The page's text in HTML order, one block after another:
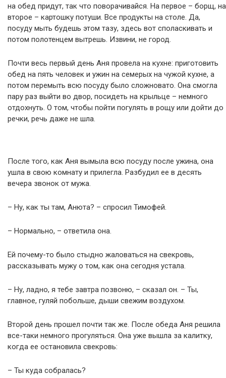
на обед придут, так что поворачивайся. На первое – борщ, на
второе – картошку потуши. Все продукты на столе. Да,
посуду мыть будешь этом тазу, здесь вот споласкивать и
потом полотенцем вытрешь. Извини, не город.
Почти весь первый день Аня провела на кухне: приготовить
обед на пять человек и ужин на семерых на чужой кухне, а
потом перемыть всю посуду было сложновато. Она смогла
пару раз выйти во двор, посидеть на крыльце – немного
отдохнуть. О том, чтобы пойти погулять в рощу или дойти до
речки, речь даже не шла.
После того, как Аня вымыла всю посуду после ужина, она
ушла в свою комнату и прилегла. Разбудил ее в десять
вечера звонок от мужа.
– Ну, как ты там, Анюта? – спросил Тимофей.
– Нормально, – ответила она.
Ей почему-то было стыдно жаловаться на свекровь,
рассказывать мужу о том, как она сегодня устала.
– Ну, ладно, я тебе завтра позвоню, – сказал он. – Ты,
главное, гуляй побольше, дыши свежим воздухом.
Второй день прошел почти так же. После обеда Аня решила
все-таки немного прогуляться. Она уже вышла за калитку,
когда ее остановила свекровь:
– Ты куда собралась?